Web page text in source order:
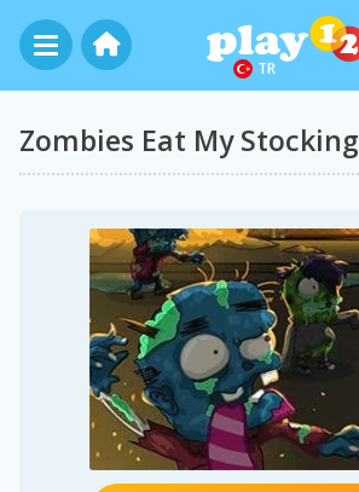
TR
Zombies Eat My Stocking